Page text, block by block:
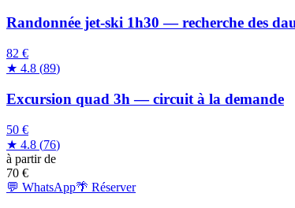
Randonnée jet-ski 1h30 — recherche des
82 €
★ 4.8 (89)
Excursion quad 3h — circuit à la demande
50 €
★ 4.8 (76)
à partir de
70 €
💬 WhatsApp🌴 Réserver